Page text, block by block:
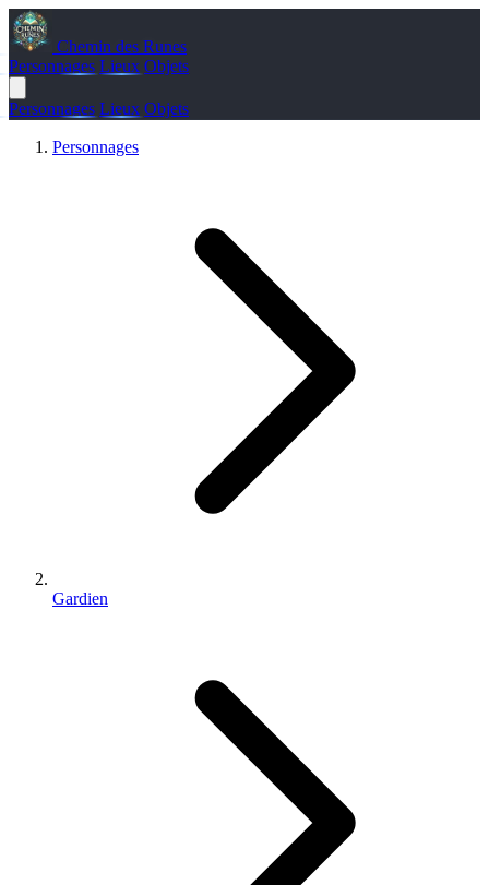
Chemin des Runes
Personnages Lieux Objets
Personnages Lieux Objets
Personnages
Gardien